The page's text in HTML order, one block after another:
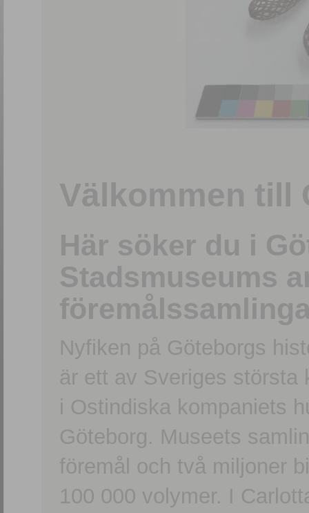
Välkommen till
Här söker du i
Stadsmuseums
Nyfiken på Göteborgs
är ett av Sveriges största
i Ostindiska kompaniets
Göteborg. Museets
föremål och två miljoner
100 000 volymer. I